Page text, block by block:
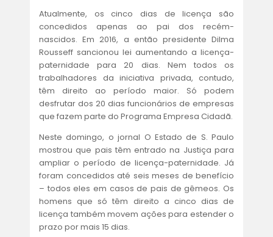
Atualmente, os cinco dias de licença são
concedidos apenas ao pai dos recém-
nascidos. Em 2016, a então presidente Dilma
Rousseff sancionou lei aumentando a licença-
paternidade para 20 dias. Nem todos os
trabalhadores da iniciativa privada, contudo,
têm direito ao período maior. Só podem
desfrutar dos 20 dias funcionários de empresas
que fazem parte do Programa Empresa Cidadã.
Neste domingo, o jornal O Estado de S. Paulo
mostrou que pais têm entrado na Justiça para
ampliar o período de licença-paternidade. Já
foram concedidos até seis meses de benefício
– todos eles em casos de pais de gêmeos. Os
homens que só têm direito a cinco dias de
licença também movem ações para estender o
prazo por mais 15 dias.